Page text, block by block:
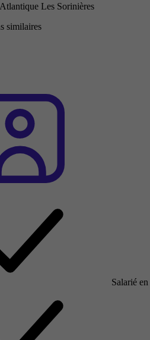
Les Sorinières
similaires
Salarié